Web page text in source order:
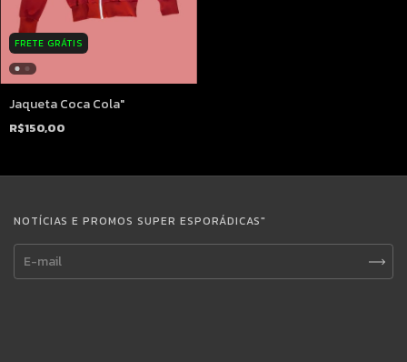
FRETE GRÁTIS
Jaqueta Coca Cola"
R$150,00
NOTÍCIAS E PROMOS SUPER ESPORÁDICAS"